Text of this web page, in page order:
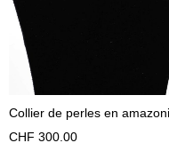
Collier de perles en
CHF 300.00